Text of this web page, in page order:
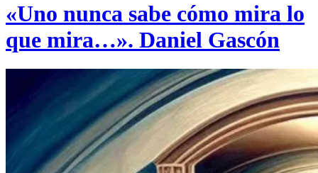
«Uno nunca sabe cómo mira lo
que mira…». Daniel Gascón